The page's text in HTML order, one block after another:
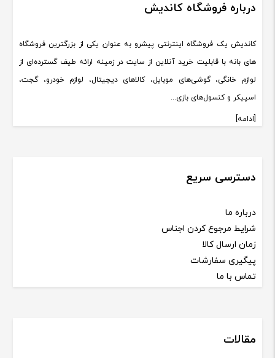
درباره فروشگاه کاندیش
کاندیش یک فروشگاه اینترنتی پیشرو به عنوان یکی از بزرگترین فروشگاه
های بانه با قابلیت خرید آنلاین از سایت در زمینه ارائه طیف گسترده‌ای از
لوازم خانگی، گوشی‌های موبایل، کالاهای دیجیتال، لوازم خودرو، گجت،
اسپیکر و کنسول‌های بازی...
[ادامه]
دسترسی سریع
درباره ما
شرایط مرجوع کردن اجناس
زمان ارسال کالا
پیگیری سفارشات
تماس با ما
مقالات